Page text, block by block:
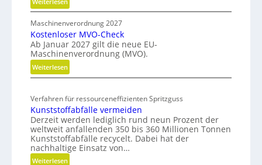
d
m
o
i
E
r
g
o
n
o
m
s
c
h
e
r
B
Maschinenverordnung 2027
Kostenloser MVO-Check
Ab Januar 2027 gilt die neue EU-
Maschinenverordnung (MVO).
Weiterlesen:
K
s
t
e
n
l
o
Verfahren für ressourceneffizienten Spritzguss
Kunststoffabfälle vermeiden
Derzeit werden lediglich rund neun Prozent der
weltweit anfallenden 350 bis 360 Millionen Tonnen
Kunststoffabfälle recycelt. Dabei hat der
nachhaltige Einsatz von…
Weiterlesen: